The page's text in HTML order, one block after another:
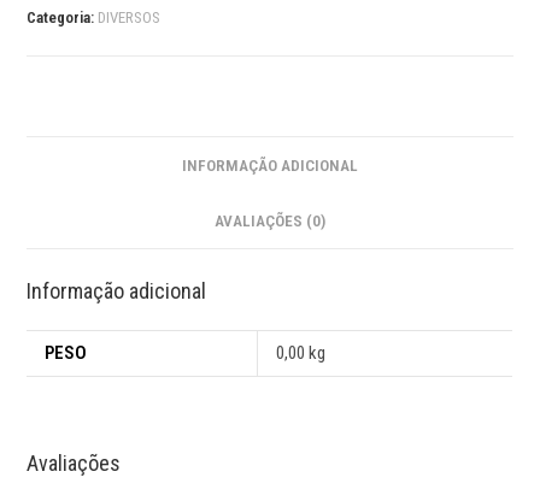
Categoria: DIVERSOS
INFORMAÇÃO ADICIONAL
AVALIAÇÕES (0)
Informação adicional
PESO 0,00 kg
Avaliações